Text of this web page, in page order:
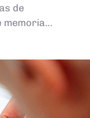
de
memoria…